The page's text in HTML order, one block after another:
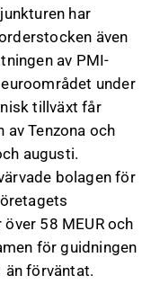
har
även
av PMI-
under
tillväxt får
Tenzona och
augusti.
bolagen för
58 MEUR och
för guidningen
än förväntat.